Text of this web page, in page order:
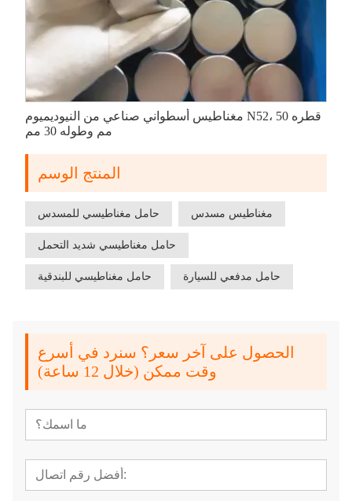
مغناطيس أسطواني صناعي من النيوديميوم N52، قطره 50
مم وطوله 30 مم
المنتج الوسم
حامل مغناطيسي للمسدس مغناطيس مسدس
حامل مغناطيسي شديد التحمل
حامل مغناطيسي للبندقية حامل مدفعي للسيارة
الحصول على آخر سعر؟ سنرد في أسرع
وقت ممكن (خلال 12 ساعة)